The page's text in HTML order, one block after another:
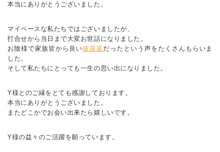
本当にありがとうございました。
マイペースな私たちではございましたが、
打合せから当日まで大変お世話になりました。
お陰様で家族皆から良い披露宴だったという声をたくさんもらいま
した。
そして私たちにとっても一生の思い出になりました。
Y様とのご縁をとても感謝しております。
本当にありがとうございました。
またどこかでお会い出来たら嬉しいです。
Y様の益々のご活躍を願っています。